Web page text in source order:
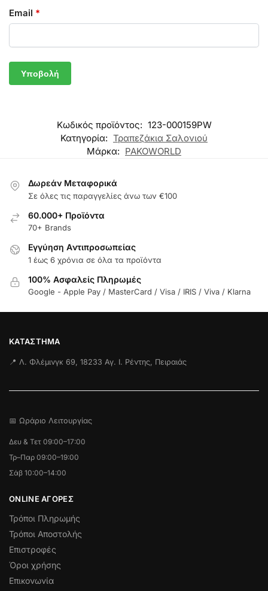
Email *
Κωδικός προϊόντος: 123-000159PW
Κατηγορία: Τραπεζάκια Σαλονιού
Μάρκα: PAKOWORLD
Δωρεάν Μεταφορικά
Σε όλες τις παραγγελίες άνω των €100
60.000+ Προϊόντα
70+ Brands
Εγγύηση Aντιπροσωπείας
1 έως 6 χρόνια σε όλα τα προϊόντα
100% Ασφαλείς Πληρωμές
Google - Apple Pay / MasterCard / Visa / IRIS / Viva / Klarna
ΚΑΤΆΣΤΗΜΑ
📍 Λ. Φλέμινγκ 69, 18233 Αγ. Ι. Ρέντης, Πειραιάς
📅 Ωράριο Λειτουργίας
Δευ & Τετ 09:00–17:00
Τρ–Παρ 09:00–19:00
Σάβ 10:00–14:00
ONLINE ΑΓΟΡΕΣ
Τρόποι Πληρωμής
Τρόποι Αποστολής
Επιστροφές
Όροι χρήσης
Επικονωνία